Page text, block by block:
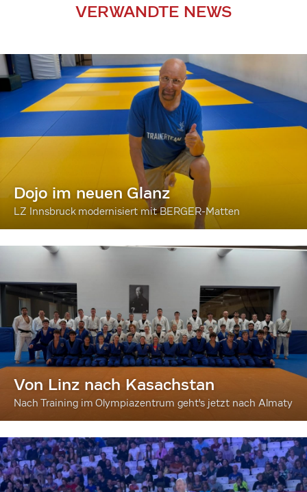
VERWANDTE NEWS
Dojo im neuen Glanz
LZ Innsbruck modernisiert mit BERGER-Matten
Von Linz nach Kasachstan
Nach Training im Olympiazentrum geht's jetzt nach Almaty